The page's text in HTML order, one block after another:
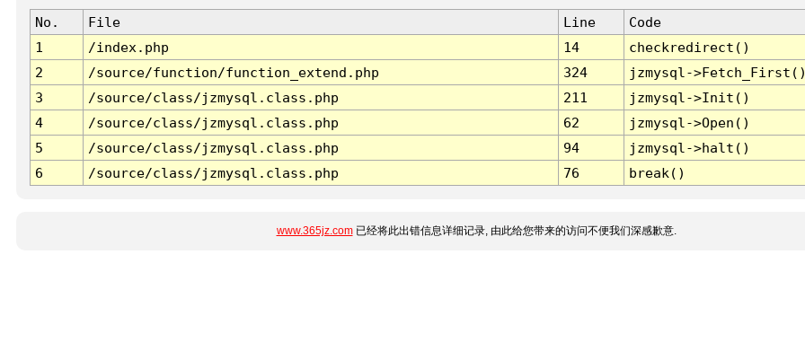
No. File Line
Code
1
/index.php 14
checkredirect()
2
/source/function/function_extend.php 324
jzmysql-
3
/source/class/jzmysql.class.php 211
jzmysql->Init()
4
/source/class/jzmysql.class.php 62
jzmysql->Open()
5
/source/class/jzmysql.class.php 94
jzmysql->halt()
6
/source/class/jzmysql.class.php 76 break()
www.365jz.com已经将此出错信息详细记录, 由此给您带来的访问不便我们深感歉意.